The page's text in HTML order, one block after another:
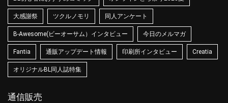
大感謝祭 ツクルノモリ 同人アンケート
B-Awesome(ビーオーサム）インタビュー 今日のメルマガ
Fantia 通販アップデート情報 印刷所インタビュー Creatia
オリジナルBL同人誌特集
通信販売